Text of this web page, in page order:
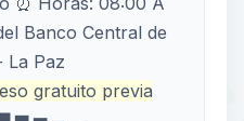
Banco Central de
La Paz
gratuito previa